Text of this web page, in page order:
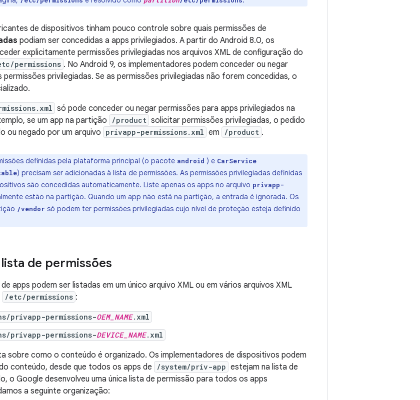
de dispositivos tinham pouco controle sobre quais permissões de
podiam ser concedidas a apps privilegiados. A partir do Android 8.0, os
explicitamente permissões privilegiadas nos arquivos XML de configuração do
permissions . No Android 9, os implementadores podem conceder ou negar
privilegiadas. Se as permissões privilegiadas não forem concedidas, o
só pode conceder ou negar permissões para apps privilegiados na
se um app na partição
/product solicitar permissões privilegiadas, o pedido
ou negado por um arquivo privapp-permissions.xml em /product .
definidas pela plataforma principal (o pacote android ) e CarService
) precisam ser adicionadas à lista de permissões. As permissões privilegiadas definidas
são concedidas automaticamente. Liste apenas os apps no arquivo privapp-
estão na partição. Quando um app não está na partição, a entrada é ignorada. Os
/vendor só podem ter permissões privilegiadas cujo nível de proteção esteja definido
de permissões
apps podem ser listadas em um único arquivo XML ou em vários arquivos XML
/etc/permissions :
privapp-permissions-OEM_NAME.xml
privapp-permissions-DEVICE_NAME.xml
sobre como o conteúdo é organizado. Os implementadores de dispositivos podem
conteúdo, desde que todos os apps de
/system/priv-app estejam na lista de
o Google desenvolveu uma única lista de permissão para todos os apps
a seguinte organização: